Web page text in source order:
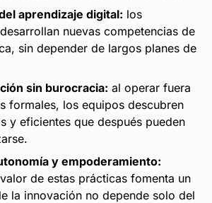
aprendizaje digital: los
nuevas competencias de
sin depender de largos planes de
sin burocracia: al operar fuera
formales, los equipos descubren
y eficientes que después pueden
y empoderamiento:
de estas prácticas fomenta un
la innovación no depende solo del